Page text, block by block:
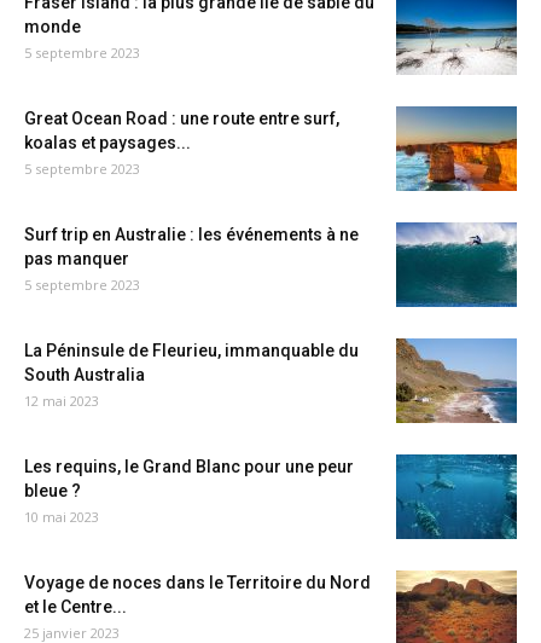
monde
5 septembre 2023
Great Ocean Road : une route entre surf,
koalas et paysages...
5 septembre 2023
Surf trip en Australie : les événements à ne
pas manquer
5 septembre 2023
La Péninsule de Fleurieu, immanquable du
South Australia
12 mai 2023
Les requins, le Grand Blanc pour une peur
bleue ?
10 mai 2023
Voyage de noces dans le Territoire du Nord
et le Centre...
25 janvier 2023